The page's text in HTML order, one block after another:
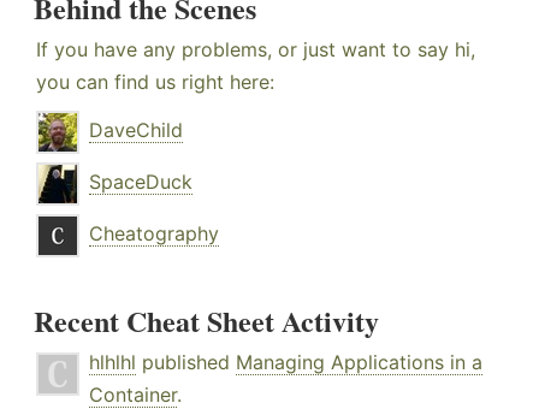
If you have any problems, or just want to say hi,
you can find us right here:
DaveChild
SpaceDuck
Cheatography
Recent Cheat Sheet Activity
hlhlhl published Managing Applications in a
Container.